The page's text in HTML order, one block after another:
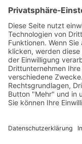
Juni 2015
Mai 2015
April 2015
März 2015
Januar 2015
Anmelden